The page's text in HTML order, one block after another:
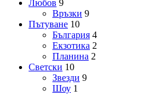
Любов 9
Връзки 9
Пътуване 10
България 4
Екзотика 2
Планина 2
Светски 10
Звезди 9
Шоу 1